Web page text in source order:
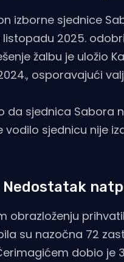
izborne sjednice
2025.
žalbu je uložio
osporavajući
da sjednica
vodilo sjednicu nije
obrazloženju
su nazočna 72
dobio je